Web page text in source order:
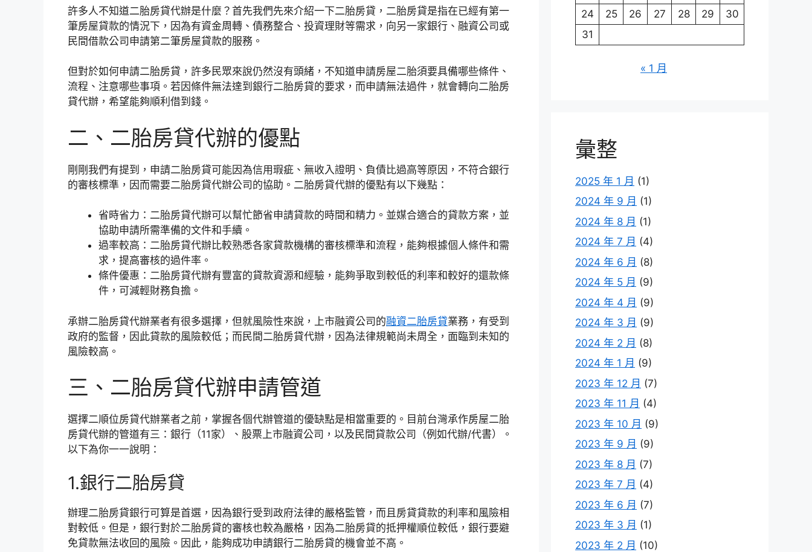
許多人不知道二胎房貸代辦是什麼？首先我們先來介紹一下二胎房貸，二胎房貸是指在已經有第一
筆房屋貸款的情況下，因為有資金周轉、債務整合、投資理財等需求，向另一家銀行、融資公司或
民間借款公司申請第二筆房屋貸款的服務。
但對於如何申請二胎房貸，許多民眾來說仍然沒有頭緒，不知道申請房屋二胎須要具備哪些條件、
流程、注意哪些事項。若因條件無法達到銀行二胎房貸的要求，而申請無法過件，就會轉向二胎房
貸代辦，希望能夠順利借到錢。
二、二胎房貸代辦的優點
剛剛我們有提到，申請二胎房貸可能因為信用瑕疵、無收入證明、負債比過高等原因，不符合銀行
的審核標準，因而需要二胎房貸代辦公司的協助。二胎房貸代辦的優點有以下幾點：
省時省力：二胎房貸代辦可以幫忙節省申請貸款的時間和精力。並媒合適合的貸款方案，並
協助申請所需準備的文件和手續。
過率較高：二胎房貸代辦比較熟悉各家貸款機構的審核標準和流程，能夠根據個人條件和需
求，提高審核的過件率。
條件優惠：二胎房貸代辦有豐富的貸款資源和經驗，能夠爭取到較低的利率和較好的還款條
件，可減輕財務負擔。
承辦二胎房貸代辦業者有很多選擇，但就風險性來說，上市融資公司的融資二胎房貸業務，有受到
政府的監督，因此貸款的風險較低；而民間二胎房貸代辦，因為法律規範尚未周全，面臨到未知的
風險較高。
三、二胎房貸代辦申請管道
選擇二順位房貸代辦業者之前，掌握各個代辦管道的優缺點是相當重要的。目前台灣承作房屋二胎
房貸代辦的管道有三：銀行（11家）、股票上市融資公司，以及民間貸款公司（例如代辦/代書）。
以下為你一一說明：
1.銀行二胎房貸
辦理二胎房貸銀行可算是首選，因為銀行受到政府法律的嚴格監管，而且房貸貸款的利率和風險相
對較低。但是，銀行對於二胎房貸的審核也較為嚴格，因為二胎房貸的抵押權順位較低，銀行要避
免貸款無法收回的風險。因此，能夠成功申請銀行二胎房貸的機會並不高。
24
25 26 27 28 29
30
31
« 1 月
彙整
2025 年 1 月 (1)
2024 年 9 月 (1)
2024 年 8 月 (1)
2024 年 7 月 (4)
2024 年 6 月 (8)
2024 年 5 月 (9)
2024 年 4 月 (9)
2024 年 3 月 (9)
2024 年 2 月 (8)
2024 年 1 月 (9)
2023 年 12 月 (7)
2023 年 11 月 (4)
2023 年 10 月 (9)
2023 年 9 月 (9)
2023 年 8 月 (7)
2023 年 7 月 (4)
2023 年 6 月 (7)
2023 年 3 月 (1)
2023 年 2 月 (10)